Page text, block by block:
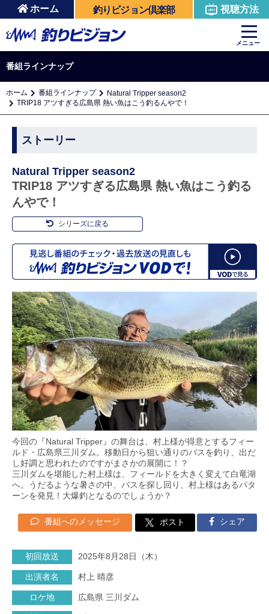
ホーム 釣りビジョン倶楽部 視聴方法
メニュー
番組ラインナップ
ホーム 番組ラインナップ
Natural Tripper season2
TRIP18 アツすぎる広島県 熱い魚はこう釣るんやで！
ストーリー
Natural Tripper season2
TRIP18 アツすぎる広島県 熱い魚はこう釣る
んやで！
シリーズに戻る
今回の『Natural Tripper』の舞台は、村上様が得意とするフィー
ルド・広島県三川ダム。移動日から狙い通りのバスを釣り、出だ
し好調と思われたのですがまさかの展開に！？
三川ダムを堪能した村上様は、フィールドを大きく変えて白竜湖
へ。うだるような暑さの中、バスを探し回り、村上様はあるパタ
ーンを発見！大爆釣となるのでしょうか？
番組へのメッセージ ポスト シェア
初回放送 2025年8月28日（木）
出演者名 村上 晴彦
ロケ地 広島県 三川ダム